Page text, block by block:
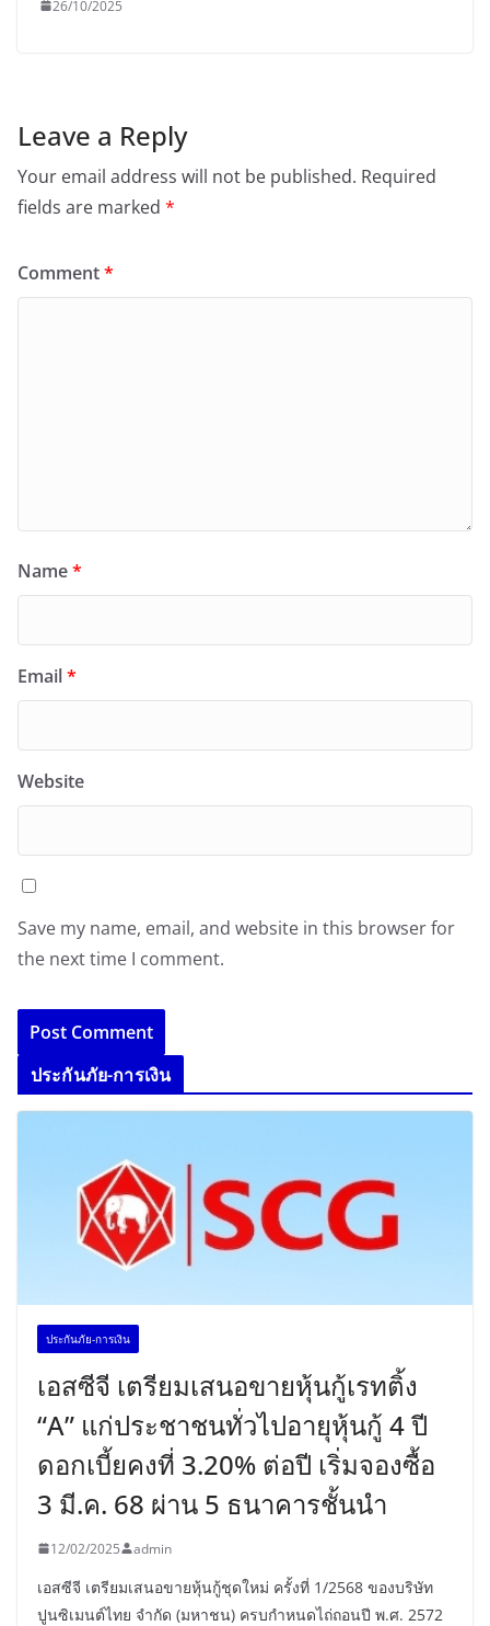
26/10/2025
Leave a Reply
Your email address will not be published. Required
fields are marked *
Comment*
Name*
Email*
Website
Save my name, email, and website in this browser for
the next time I comment.
ประกันภัย-การเงิน
ประกันภัย-การเงิน
เอสซีจี เตรียมเสนอขายหุ้นกู้เรทติ้ง
“A” แก่ประชาชนทั่วไปอายุหุ้นกู้ 4 ปี
ดอกเบี้ยคงที่ 3.20% ต่อปี เริ่มจองซื้อ
3 มี.ค. 68 ผ่าน 5 ธนาคารชั้นนำ
12/02/2025 admin
เอสซีจี เตรียมเสนอขายหุ้นกู้ชุดใหม่ ครั้งที่ 1/2568 ของบริษัท
ปูนซิเมนต์ไทย จำกัด (มหาชน) ครบกำหนดไถ่ถอนปี พ.ศ. 2572